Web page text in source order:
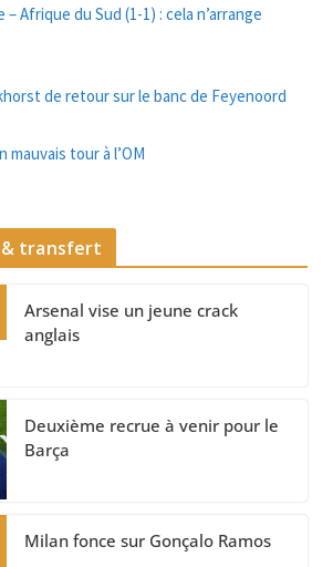
Afrique du Sud (1-1) : cela n’arrange
de retour sur le banc de Feyenoord
mauvais tour à l’OM
transfert
Arsenal vise un jeune crack
anglais
Deuxième recrue à venir pour le
Barça
Milan fonce sur Gonçalo Ramos